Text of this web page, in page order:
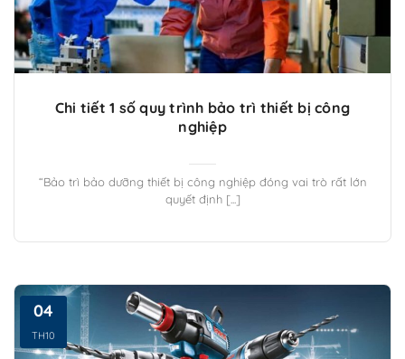
Chi tiết 1 số quy trình bảo trì thiết bị công
nghiệp
“Bảo trì bảo dưỡng thiết bị công nghiệp đóng vai trò rất lớn
quyết định [...]
04
TH10